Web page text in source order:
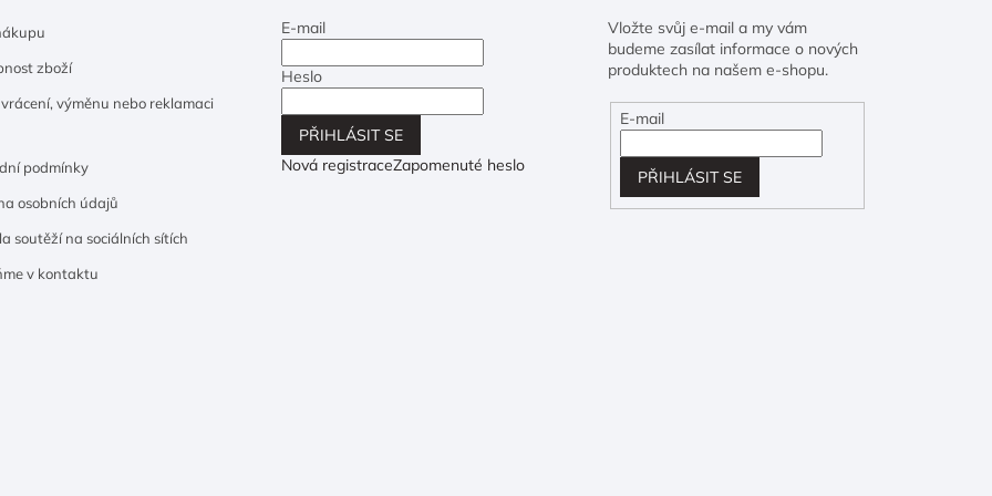
zboží
vrácení, výměnu nebo reklamaci
podmínky
osobních údajů
soutěží na sociálních sítích
v kontaktu
E-mail
Heslo
PŘIHLÁSIT SE
Nová registraceZapomenuté heslo
Vložte svůj e-mail a my vám
budeme zasílat informace o nových
produktech na našem e-shopu.
E-mail
PŘIHLÁSIT SE